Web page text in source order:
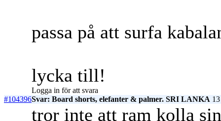
passa på att surfa
lycka till!
Logga in för att svara
#104396Svar: Board shorts, elefanter & palmer. SRI LANKA
tror inte att ram kolla